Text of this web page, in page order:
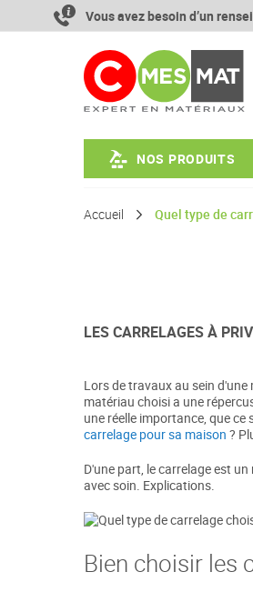
contenu
Vous avez besoin d’un
NOS PRODUITS
Accueil Quel type de
LES CARRELAGES À
Lors de travaux au sein
matériau choisi a une
une réelle importance, que
carrelage pour sa maison ?
D'une part, le carrelage est
avec soin. Explications.
Bien choisir les